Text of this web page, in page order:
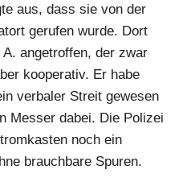
aus, dass sie von der
gerufen wurde. Dort
angetroffen, der zwar
kooperativ. Er habe
verbaler Streit gewesen
Messer dabei. Die Polizei
noch ein
brauchbare Spuren.